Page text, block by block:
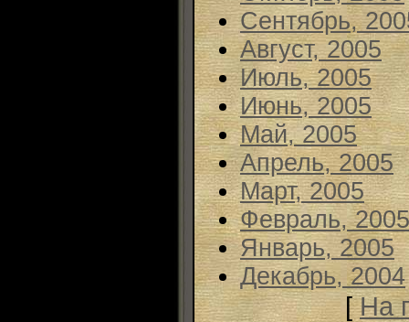
Сентябрь,
Август, 2005
Июль, 2005
Июнь, 2005
Май, 2005
Апрель, 2005
Март, 2005
Февраль, 2005
Январь, 2005
Декабрь, 2004
[На